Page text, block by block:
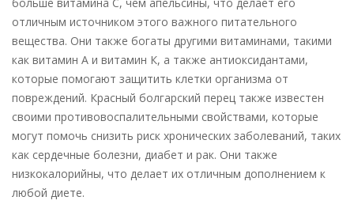
отличным источником этого важного питательного
вещества. Они также богаты другими витаминами, такими
как витамин А и витамин К, а также антиоксидантами,
которые помогают защитить клетки организма от
повреждений. Красный болгарский перец также известен
своими противовоспалительными свойствами, которые
могут помочь снизить риск хронических заболеваний, таких
как сердечные болезни, диабет и рак. Они также
низкокалорийны, что делает их отличным дополнением к
любой диете.